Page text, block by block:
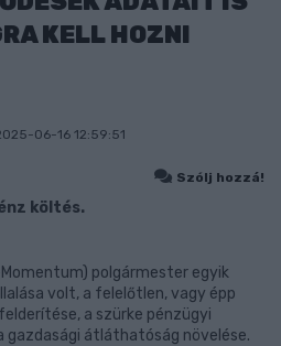
KELL HOZNI
06-16 12:59:51
Szólj hozzá!
költés.
polgármester egyik
volt, a felelőtlen, vagy épp
a szürke pénzügyi
gazdasági átláthatóság növelése.